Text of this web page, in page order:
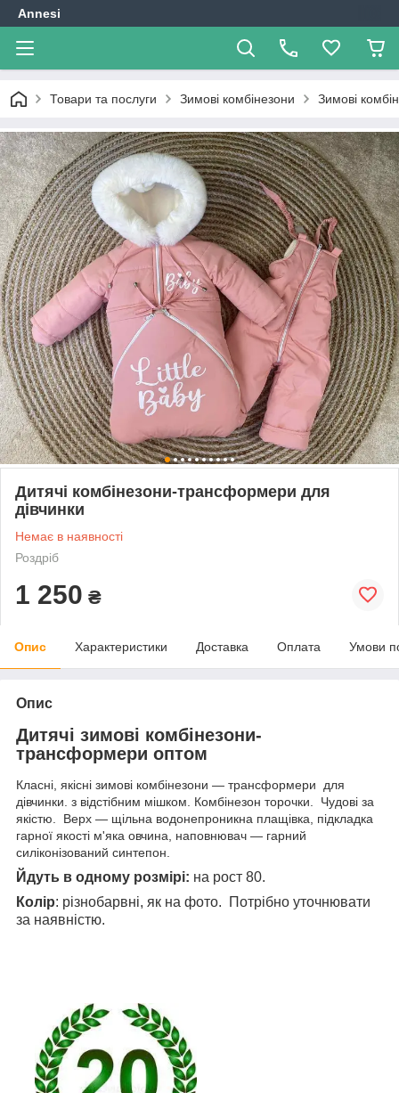
Annesi
Товари та послуги Зимові комбінезони Зимові
Дитячі комбінезони-трансформери для
дівчинки
Немає в наявності
Роздріб
1 250 ₴
Опис Характеристики Доставка Оплата Умови
Опис
Дитячі зимові комбінезони-
трансформери оптом
Класні, якісні зимові комбінезони — трансформери для
дівчинки. з відстібним мішком. Комбінезон торочки. Чудові за
якістю. Верх — щільна водонепроникна плащівка, підкладка
гарної якості м'яка овчина, наповнювач — гарний
силіконізований синтепон.
Йдуть в одному розмірі: на рост 80.
Колір: різнобарвні, як на фото. Потрібно уточнювати
за наявністю.